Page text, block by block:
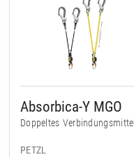
Absorbica-Y MGO
Doppeltes Verbindungsmittel
PETZL